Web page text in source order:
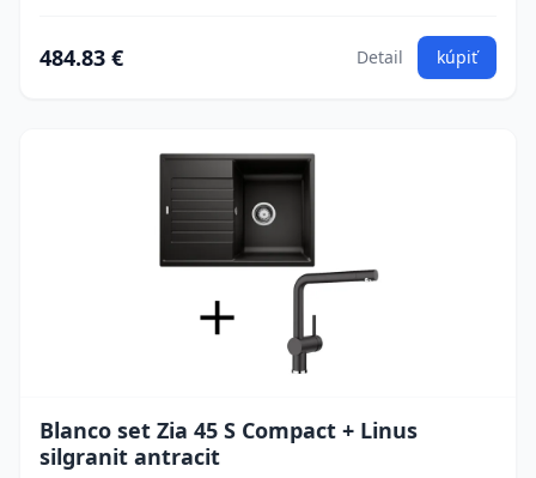
484.83 € Detail kúpiť
Blanco set Zia 45 S Compact + Linus
silgranit antracit